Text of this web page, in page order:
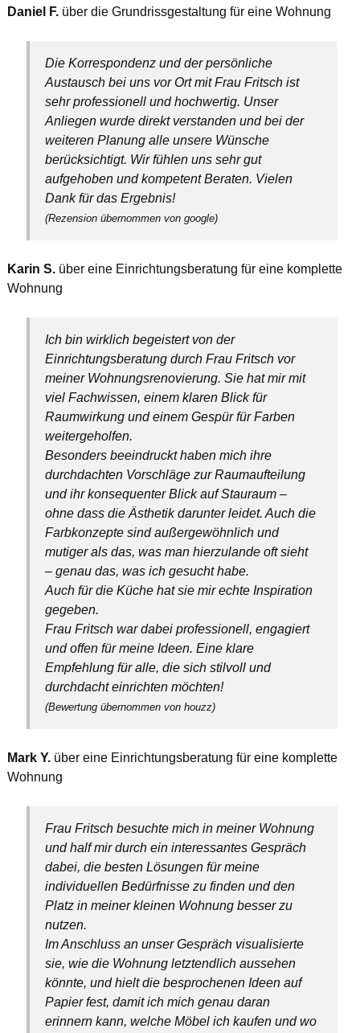
Daniel F. über die Grundrissgestaltung für eine Wohnung
Die Korrespondenz und der persönliche
Austausch bei uns vor Ort mit Frau Fritsch ist
sehr professionell und hochwertig. Unser
Anliegen wurde direkt verstanden und bei der
weiteren Planung alle unsere Wünsche
berücksichtigt. Wir fühlen uns sehr gut
aufgehoben und kompetent Beraten. Vielen
Dank für das Ergebnis!
(Rezension übernommen von google)
Karin S. über eine Einrichtungsberatung für eine komplette
Wohnung
Ich bin wirklich begeistert von der
Einrichtungsberatung durch Frau Fritsch vor
meiner Wohnungsrenovierung. Sie hat mir mit
viel Fachwissen, einem klaren Blick für
Raumwirkung und einem Gespür für Farben
weitergeholfen.
Besonders beeindruckt haben mich ihre
durchdachten Vorschläge zur Raumaufteilung
und ihr konsequenter Blick auf Stauraum –
ohne dass die Ästhetik darunter leidet. Auch die
Farbkonzepte sind außergewöhnlich und
mutiger als das, was man hierzulande oft sieht
– genau das, was ich gesucht habe.
Auch für die Küche hat sie mir echte Inspiration
gegeben.
Frau Fritsch war dabei professionell, engagiert
und offen für meine Ideen. Eine klare
Empfehlung für alle, die sich stilvoll und
durchdacht einrichten möchten!
(Bewertung übernommen von houzz)
Mark Y. über eine Einrichtungsberatung für eine komplette
Wohnung
Frau Fritsch besuchte mich in meiner Wohnung
und half mir durch ein interessantes Gespräch
dabei, die besten Lösungen für meine
individuellen Bedürfnisse zu finden und den
Platz in meiner kleinen Wohnung besser zu
nutzen.
Im Anschluss an unser Gespräch visualisierte
sie, wie die Wohnung letztendlich aussehen
könnte, und hielt die besprochenen Ideen auf
Papier fest, damit ich mich genau daran
erinnern kann, welche Möbel ich kaufen und wo